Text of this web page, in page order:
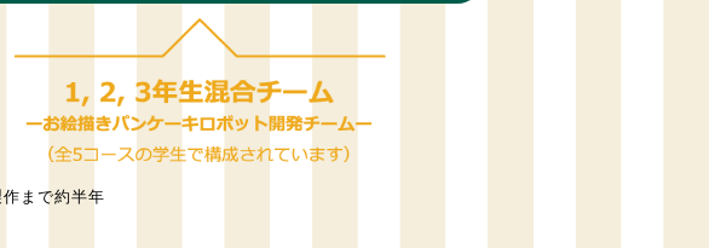
まで約半年